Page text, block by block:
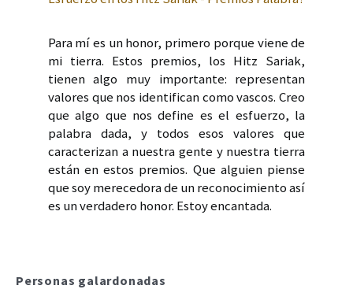
Para mí es un honor, primero porque viene de
mi tierra. Estos premios, los Hitz Sariak,
tienen algo muy importante: representan
valores que nos identifican como vascos. Creo
que algo que nos define es el esfuerzo, la
palabra dada, y todos esos valores que
caracterizan a nuestra gente y nuestra tierra
están en estos premios. Que alguien piense
que soy merecedora de un reconocimiento así
es un verdadero honor. Estoy encantada.
Personas galardonadas